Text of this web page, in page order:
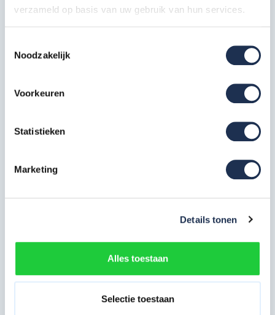
verzameld op basis van uw gebruik van hun services.
Noodzakelijk
Voorkeuren
Statistieken
Marketing
Details tonen
Alles toestaan
Selectie toestaan
Artikelcode: PAN-SGM-OF-135-7
Artikelcode: PAN-SGM-PLT-190-ML
Artikelcode: PAN-SGM-STAB-62M
4x
* De foto's kunnen afwijken van de tekst
Certificaten en normeringen